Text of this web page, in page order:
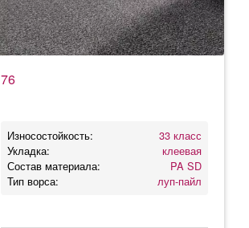
76
Износостойкость:
33 класс
Укладка:
клеевая
Состав материала:
PA SD
Тип ворса:
луп-пайл